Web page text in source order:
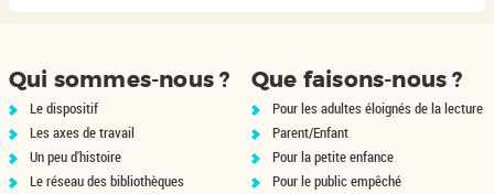
Qui sommes-nous ?
Le dispositif
Les axes de travail
Un peu d'histoire
Le réseau des bibliothèques
Que faisons-nous ?
Pour les adultes éloignés de la lecture
Parent/Enfant
Pour la petite enfance
Pour le public empêché